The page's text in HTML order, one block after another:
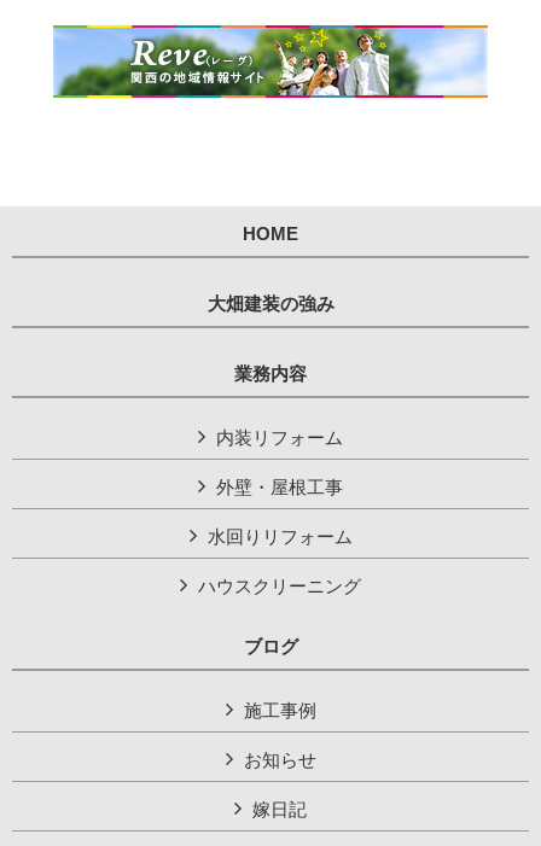
HOME
大畑建装の強み
業務内容
内装リフォーム
外壁・屋根工事
水回りリフォーム
ハウスクリーニング
ブログ
施工事例
お知らせ
嫁日記